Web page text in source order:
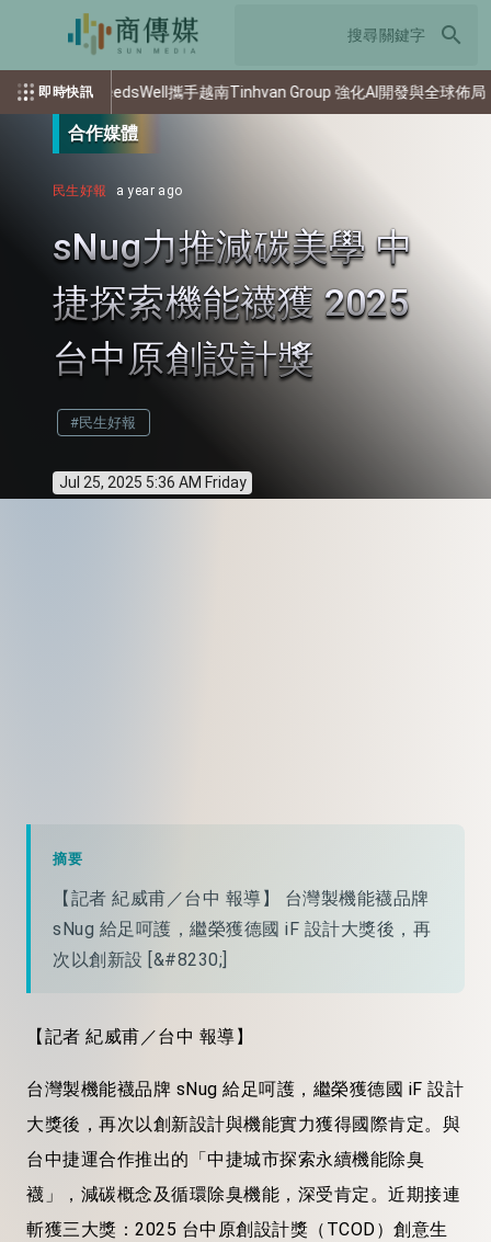
search
即時快訊
日商NeedsWell攜手越南Tinhvan Group 強化AI開發與全球佈局
合作媒體
民生好報 a year ago
sNug力推減碳美學 中
捷探索機能襪獲 2025
台中原創設計獎
#民生好報
Jul 25, 2025 5:36 AM Friday
摘要
【記者 紀威甫／台中 報導】 台灣製機能襪品牌
sNug 給足呵護，繼榮獲德國 iF 設計大獎後，再
次以創新設 [&#8230;]
【記者 紀威甫／台中 報導】
台灣製機能襪品牌 sNug 給足呵護，繼榮獲德國 iF 設計
大獎後，再次以創新設計與機能實力獲得國際肯定。與
台中捷運合作推出的「中捷城市探索永續機能除臭
襪」，減碳概念及循環除臭機能，深受肯定。近期接連
斬獲三大獎：2025 台中原創設計獎（TCOD）創意生